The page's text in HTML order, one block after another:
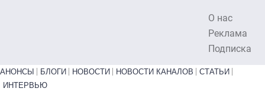
О нас
Реклама
Подписка
Primary links bottom
АНОНСЫ БЛОГИ НОВОСТИ НОВОСТИ КАНАЛОВ
СТАТЬИ
ИНТЕРВЬЮ